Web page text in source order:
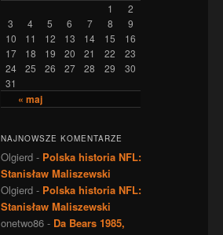
« maj
1
2
3
4 5 6 7 8
9
10
11 12 13 14 15
16
17
18 19 20 21 22
23
24
25 26 27 28 29
30
31
NAJNOWSZE KOMENTARZE
Olgierd - Polska historia NFL:
Stanisław Maliszewski
Olgierd - Polska historia NFL:
Stanisław Maliszewski
onetwo86 - Da Bears 1985,